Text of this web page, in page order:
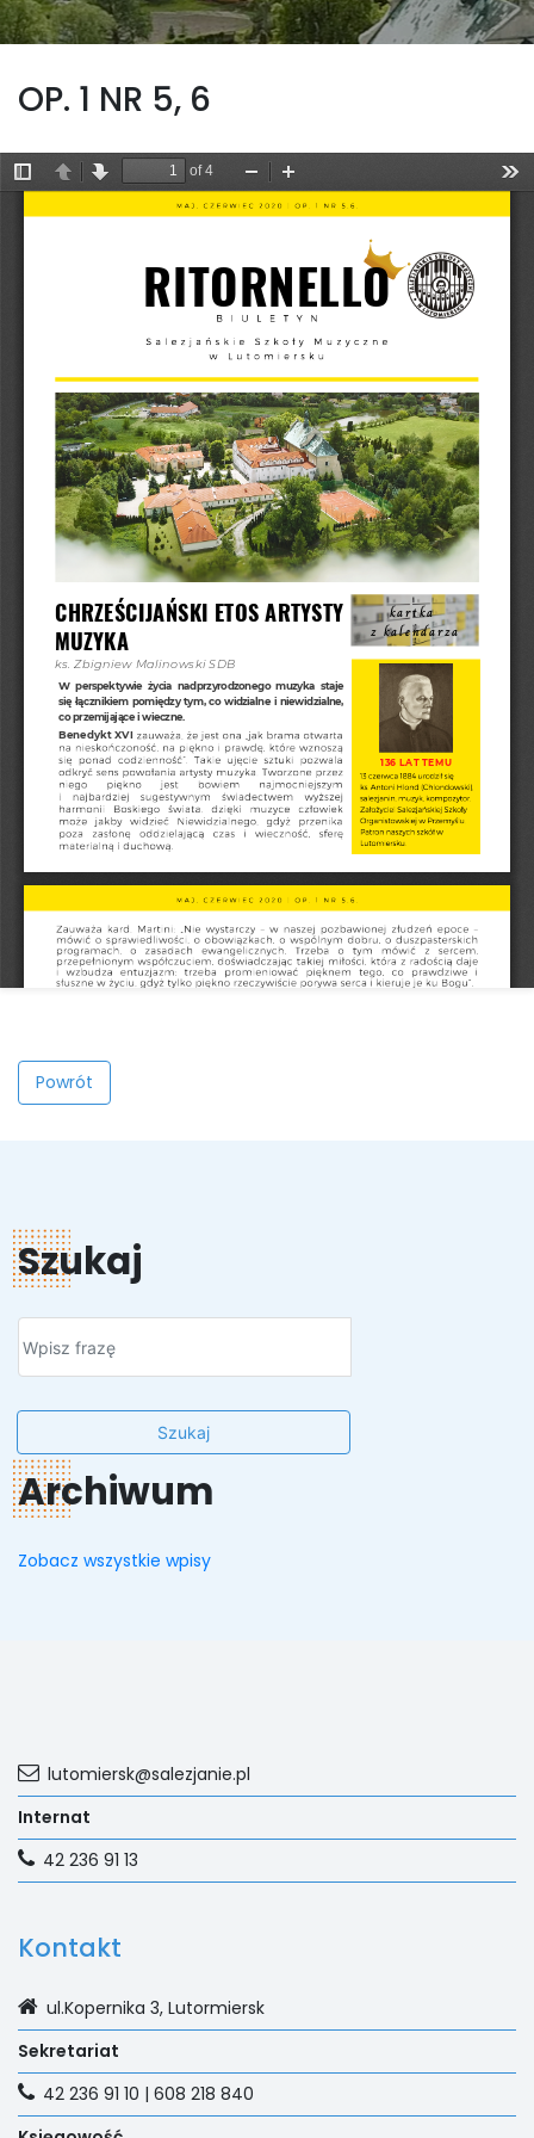
OP. 1 NR 5, 6
Powrót
Szukaj
Archiwum
Zobacz wszystkie wpisy
Kontakt
ul.Kopernika 3, Lutormiersk
Sekretariat
42 236 91 10 | 608 218 840
lutomiersk@salezjanie.pl
Internat
42 236 91 13